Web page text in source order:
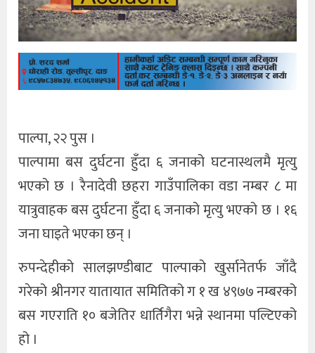
पाल्पा, २२ पुस ।
पाल्पामा बस दुर्घटना हुँदा ६ जनाको घटनास्थलमै मृत्यु
भएको छ । रैनादेवी छहरा गाउँपालिका वडा नम्बर ८ मा
यात्रुवाहक बस दुर्घटना हुँदा ६ जनाको मृत्यु भएको छ । १६
जना घाइते भएका छन् ।
रुपन्देहीको सालझण्डीबाट पाल्पाको खुर्सानेतर्फ जाँदै
गरेको श्रीनगर यातायात समितिको ग १ ख ४९७७ नम्बरको
बस गएराति १० बजेतिर धार्तिगैरा भन्ने स्थानमा पल्टिएको
हो ।